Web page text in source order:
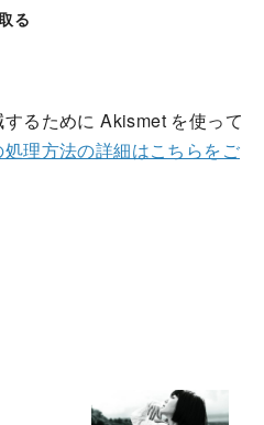
る
るために Akismet を使って
理方法の詳細はこちらをご